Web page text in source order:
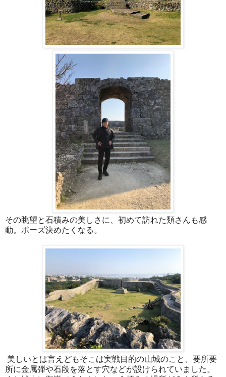
その眺望と石積みの美しさに、初めて訪れた類さんも感
動。ポーズ決めたくなる。
美しいとは言えどもそこは実戦目的の山城のこと、要所要
所に金属弾や石段を落とす穴などが設けられていました。